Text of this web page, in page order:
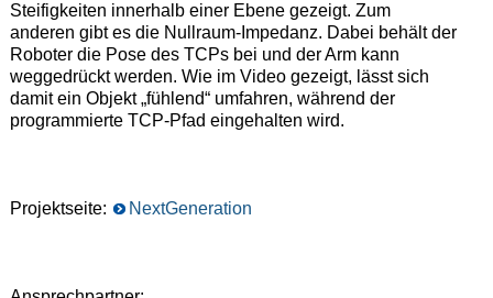
Steifigkeiten innerhalb einer Ebene gezeigt. Zum
anderen gibt es die Nullraum-Impedanz. Dabei behält der
Roboter die Pose des TCPs bei und der Arm kann
weggedrückt werden. Wie im Video gezeigt, lässt sich
damit ein Objekt „fühlend“ umfahren, während der
programmierte TCP-Pfad eingehalten wird.
Projektseite: NextGeneration